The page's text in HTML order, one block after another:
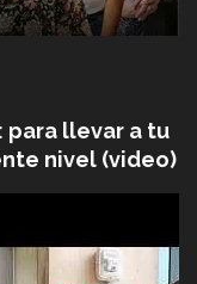
para llevar a tu
nivel (video)